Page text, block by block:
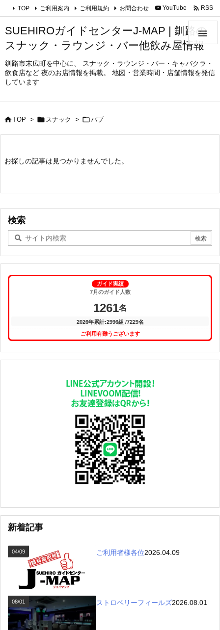
SUEHIROガイドセンターJ-MAP | 釧路の
スナック・ラウンジ・バー他飲み屋情報
釧路市末広町を中心に、 スナック・ラウンジ・バー・キャバクラ・
飲食店など 夜のお店情報を掲載。 地図・営業時間・店舗情報を発信
しています

TOP ご利用案内 ご利用規約 お問合わせ YouTube  RSS
TOP >  スナック > パブ
お探しの記事は見つかりませんでした。
検索
ガイド実績
7月のガイド人数
1261名
2026年累計:2996組 /7229名
ご利用有難うございます
新着記事
04/09 ご利用者様各位2026.04.09
08/01 ストロベリーフィールズ2026.08.01